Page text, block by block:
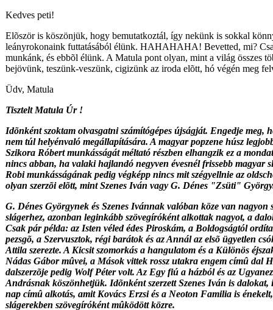
Kedves peti!
Elõször is köszönjük, hogy bemutatkoztál, így nekünk is sokkal
leányrokonaink futtatásából élünk. HAHAHAHA! Bevetted, mi?
munkánk, és ebbõl élünk. A Matula pont olyan, mint a világ összes
bejövünk, teszünk-veszünk, cigizünk az iroda elõtt, hó végén meg
Üdv, Matula
Tisztelt Matula Úr !
Idõnként szoktam olvasgatni számítógépes újságját. Engedje meg,
nem túl helyénvaló megállapítására. A magyar popzene húsz
Szikora Róbert munkásságát méltató részben elhangzik ez a
nincs abban, ha valaki hajlandó negyven évesnél frissebb magyar
Robi munkásságának pedig végképp nincs mit szégyellnie az
olyan szerzõi elõtt, mint Szenes Iván vagy G. Dénes "Zsüti"
G. Dénes Györgynek és Szenes Ivánnak valóban köze van nagyon
slágerhez, azonban leginkább szövegíróként alkottak nagyot, a
Csak pár példa: az Isten véled édes Piroskám, a Boldogságtól
pezsgõ, a Szervusztok, régi barátok és az Annál az elsõ ügyetlen
Attila szerezte. A Kicsit szomorkás a hangulatom és a Különös
Nádas Gábor mûvei, a Mások vittek rossz utakra engem címû dal
dalszerzõje pedig Wolf Péter volt. Az Egy fiú a házból és az
Andrásnak köszönhetjük. Idõnként szerzett Szenes Iván is dalokat,
nap címû alkotás, amit Kovács Erzsi és a Neoton Familia is
slágerekben szövegíróként mûködött közre.